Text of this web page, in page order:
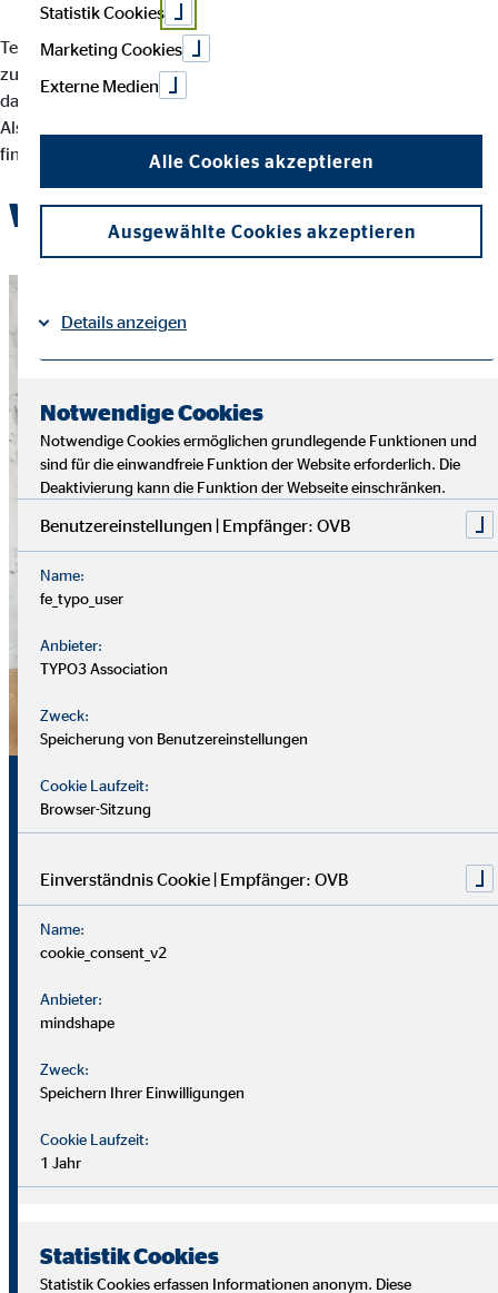
Teamarbeit und intensiver Austausch sind für uns der Schlüssel
zu besten Ergebnissen. Dein Arbeitsalltag ist abwechslungsreich,
da jede Kundin und jeder Kunde individuelle Lösungen braucht.
Als OVB-Berater*in unterstützt du deine Kund*innen bei
finanziellen Entscheidungen und der Erreichung ihrer Ziele.
Werde Teil des OVB-Teams
Sicherheit, Chancen und
echte Perspektiven
Für uns zählt nicht dein Lebenslauf, sondern wer du bist und
was du erreichen möchtest. Wichtiger sind deine
zwischenmenschlichen und persönlichen Stärken.
Du solltest offen, kontaktfreudig und freundlich auftreten
Kund*innen hineinzuversetzen.
Als Berater in brauchst du zudem eine gute Struktur, den
Überblick im Arbeitsalltag sowie analytische Fähigkeiten,
um die Ziele deiner Kundinnen richtig zu verstehen und
Starte auch du als OVB Finanzberater*in durch!
Statistik Cookies
Marketing Cookies
Externe Medien
Alle Cookies akzeptieren
Ausgewählte Cookies akzeptieren
Details anzeigen
Notwendige Cookies
Notwendige Cookies ermöglichen grundlegende Funktionen und
sind für die einwandfreie Funktion der Website erforderlich. Die
Deaktivierung kann die Funktion der Webseite einschränken.
Benutzereinstellungen | Empfänger: OVB
Name:
fe_typo_user
Anbieter:
TYPO3 Association
Zweck:
Speicherung von Benutzereinstellungen
Cookie Laufzeit:
Browser-Sitzung
Einverständnis Cookie | Empfänger: OVB
Name:
cookie_consent_v2
Anbieter:
mindshape
Zweck:
Speichern Ihrer Einwilligungen
Cookie Laufzeit:
1 Jahr
Statistik Cookies
Statistik Cookies erfassen Informationen anonym. Diese